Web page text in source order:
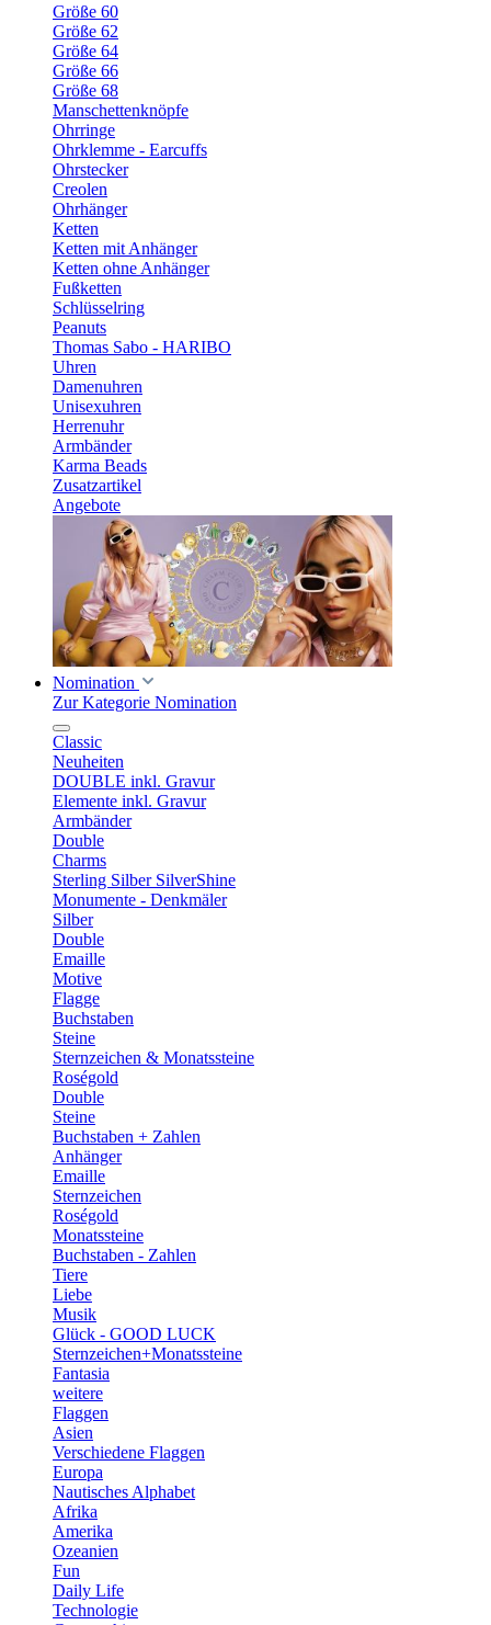
Größe 60
Größe 62
Größe 64
Größe 66
Größe 68
Manschettenknöpfe
Ohrringe
Ohrklemme - Earcuffs
Ohrstecker
Creolen
Ohrhänger
Ketten
Ketten mit Anhänger
Ketten ohne Anhänger
Fußketten
Schlüsselring
Peanuts
Thomas Sabo - HARIBO
Uhren
Damenuhren
Unisexuhren
Herrenuhr
Armbänder
Karma Beads
Zusatzartikel
Angebote
Nomination
Zur Kategorie Nomination
Classic
Neuheiten
DOUBLE inkl. Gravur
Elemente inkl. Gravur
Armbänder
Double
Charms
Sterling Silber SilverShine
Monumente - Denkmäler
Silber
Double
Emaille
Motive
Flagge
Buchstaben
Steine
Sternzeichen & Monatssteine
Roségold
Double
Steine
Buchstaben + Zahlen
Anhänger
Emaille
Sternzeichen
Roségold
Monatssteine
Buchstaben - Zahlen
Tiere
Liebe
Musik
Glück - GOOD LUCK
Sternzeichen+Monatssteine
Fantasia
weitere
Flaggen
Asien
Verschiedene Flaggen
Europa
Nautisches Alphabet
Afrika
Amerika
Ozeanien
Fun
Daily Life
Technologie